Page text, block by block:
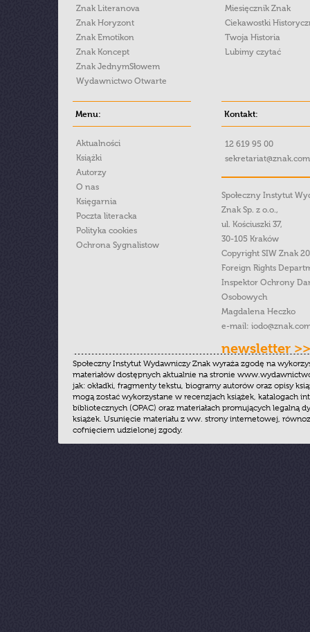
Znak Literanova
Znak Horyzont
Znak Emotikon
Znak Koncept
Znak JednymSłowem
Wydawnictwo Otwarte
Miesięcznik Znak
Ciekawostki
Twoja Historia
Lubimy czytać
Menu:
Aktualności
Książki
Autorzy
O nas
Księgarnia
Poczta literacka
Polityka cookies
Ochrona Sygnalistow
Kontakt:
12 619 95 00
Społeczny Instytut
Znak Sp. z o.o.,
ul. Kościuszki 37,
30-105 Kraków
Copyright SIW Znak
Foreign Rights
Inspektor Ochrony
Osobowych
Magdalena Heczko
e-mail:
newsletter >>
Społeczny Instytut Wydawniczy Znak wyraża zgodę na
materiałów dostępnych aktualnie na stronie
jak: okładki, fragmenty tekstu, biogramy autorów oraz opisy
mogą zostać wykorzystane w recenzjach książek, katalogach
bibliotecznych (OPAC) oraz materiałach promujących legalną
książek. Usunięcie materiału z ww. strony internetowej,
cofnięciem udzielonej zgody.